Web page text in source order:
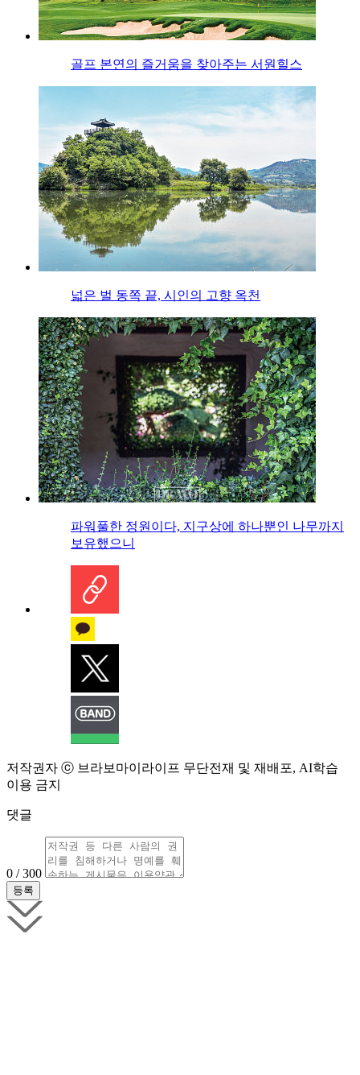
골프 본연의 즐거움을 찾아주는 서원힐스
넓은 벌 동쪽 끝, 시인의 고향 옥천
파워풀한 정원이다, 지구상에 하나뿐인 나무까지
보유했으니
저작권자 ⓒ 브라보마이라이프 무단전재 및 재배포, AI학습
이용 금지
댓글
0 / 300